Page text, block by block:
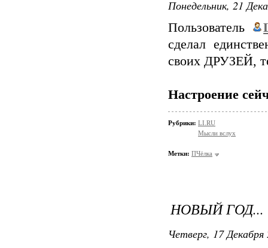
Понедельник, 21
Пользователь
сделал
своих ДРУЗЕЙ,
Настроение
Рубрики: LI.RU
Мысли вслух
Метки: ПЧёлка
НОВЫЙ ГОД...
Четверг, 17